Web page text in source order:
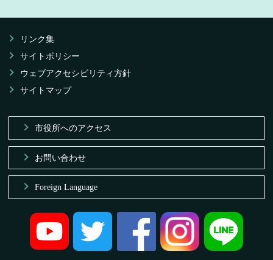
リンク集
サイトポリシー
ウェブアクセシビリティ方針
サイトマップ
市役所へのアクセス
お問い合わせ
Foreign Language